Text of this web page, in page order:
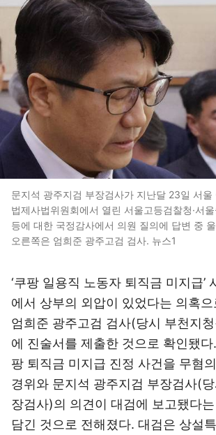
문지석 광주지검 부장검사가 지난달 23일 서울
법제사법위원회에서 열린 서울고등검찰청·서
등에 대한 국정감사에서 의원 질의에 답변 중
오른쪽은 엄희준 광주고검 검사. 뉴스1
‘쿠팡 일용직 노동자 퇴직금 미지급’
에서 상부의 외압이 있었다는 의혹
엄희준 광주고검 검사(당시 부천지
에 진술서를 제출한 것으로 확인됐
팡 퇴직금 미지급 진정 사건을 무혐
경위와 문지석 광주지검 부장검사(
장검사)의 의견이 대검에 보고됐다
담긴 것으로 전해졌다. 대검은 상설